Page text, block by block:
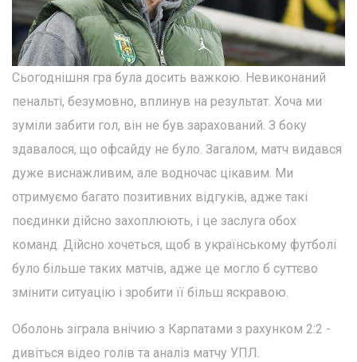
Сьогоднішня гра була досить важкою. Невиконаний
пенальті, безумовно, вплинув на результат. Хоча ми
зуміли забити гол, він не був зарахований. З боку
здавалося, що офсайду не було. Загалом, матч видався
дуже виснажливим, але водночас цікавим. Ми
отримуємо багато позитивних відгуків, адже такі
поєдинки дійсно захоплюють, і це заслуга обох
команд. Дійсно хочеться, щоб в українському футболі
було більше таких матчів, адже це могло б суттєво
змінити ситуацію і зробити її більш яскравою.
Оболонь зіграла внічию з Карпатами з рахунком 2:2 -
дивіться відео голів та аналіз матчу УПЛ.